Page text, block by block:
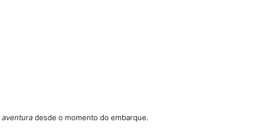
aventura desde o momento do embarque.